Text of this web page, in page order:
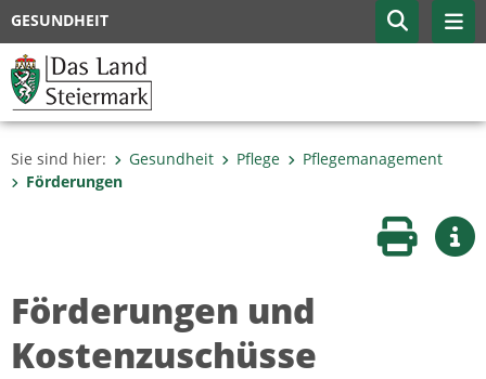
GESUNDHEIT
Sie sind hier: Gesundheit Pflege
Pflegemanagement
Förderungen
Seite
Förderungen und
Kostenzuschüsse